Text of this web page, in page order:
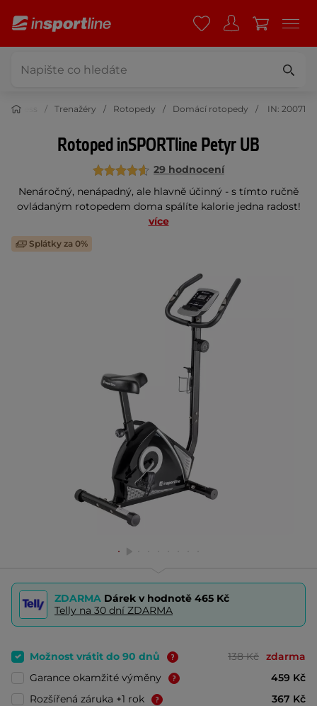
Fitness Trenažéry Rotopedy Domácí rotopedy IN: 20071
Rotoped inSPORTline Petyr UB
29 hodnocení
Nenáročný, nenápadný, ale hlavně účinný - s tímto ručně
ovládaným rotopedem doma spálíte kalorie jedna radost!
více
Splátky za 0%
ZDARMA Dárek v hodnotě 465 Kč
Telly na 30 dní ZDARMA
Možnost vrátit do 90 dnů 138 Kč zdarma
Garance okamžité výměny
459 Kč
Rozšířená záruka +1 rok
367 Kč